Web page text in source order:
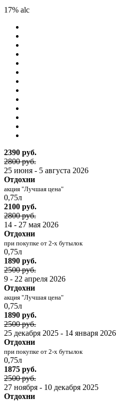
17% alc
2390 руб.
2800 руб.
25 июня - 5 августа 2026
Отдохни
акция "Лучшая цена"
0,75л
2100 руб.
2800 руб.
14 - 27 мая 2026
Отдохни
при покупке от 2-х бутылок
0,75л
1890 руб.
2500 руб.
9 - 22 апреля 2026
Отдохни
акция "Лучшая цена"
0,75л
1890 руб.
2500 руб.
25 декабря 2025 - 14 января 2026
Отдохни
при покупке от 2-х бутылок
0,75л
1875 руб.
2500 руб.
27 ноября - 10 декабря 2025
Отдохни